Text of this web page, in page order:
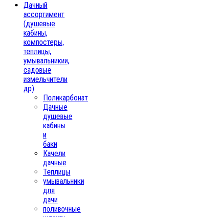
Дачный
ассортимент
(душевые
кабины,
компостеры,
теплицы,
умывальникии,
садовые
измельчители
др)
Поликарбонат
Дачные
душевые
кабины
и
баки
Качели
дачные
Теплицы
умывальники
для
дачи
поливочные